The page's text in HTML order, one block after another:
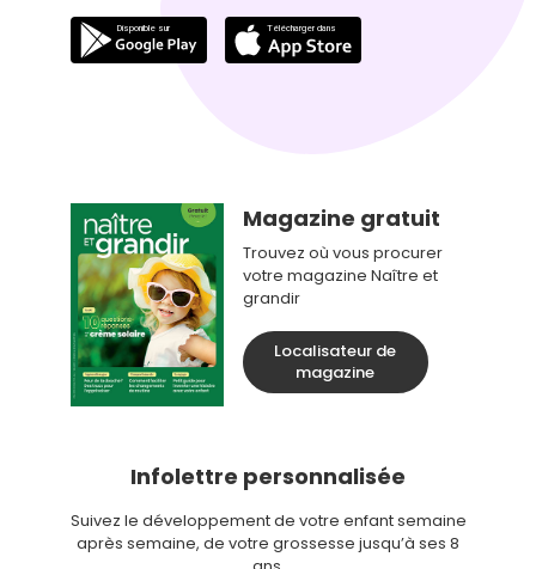
Magazine gratuit
Trouvez où vous procurer
votre magazine Naître et
grandir
Localisateur de
magazine
Infolettre personnalisée
Suivez le développement de votre enfant semaine
après semaine, de votre grossesse jusqu’à ses 8